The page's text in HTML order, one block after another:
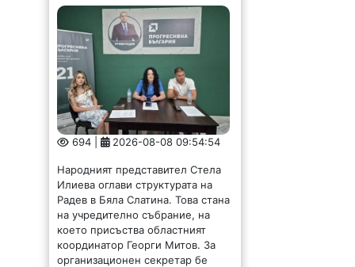
694 | 2026-08-08 09:54:54
Народният представител Стела
Илиева оглави структурата на
Радев в Бяла Слатина. Това стана
на учредително събрание, на
което присъства областният
координатор Георги Митов. За
организационен секретар бе